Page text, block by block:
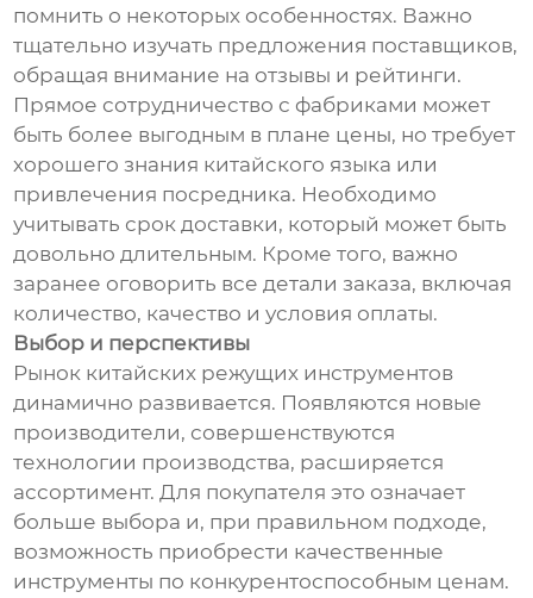
помнить о некоторых особенностях. Важно
тщательно изучать предложения поставщиков,
обращая внимание на отзывы и рейтинги.
Прямое сотрудничество с фабриками может
быть более выгодным в плане цены, но требует
хорошего знания китайского языка или
привлечения посредника. Необходимо
учитывать срок доставки, который может быть
довольно длительным. Кроме того, важно
заранее оговорить все детали заказа, включая
количество, качество и условия оплаты.
Выбор и перспективы
Рынок китайских режущих инструментов
динамично развивается. Появляются новые
производители, совершенствуются
технологии производства, расширяется
ассортимент. Для покупателя это означает
больше выбора и, при правильном подходе,
возможность приобрести качественные
инструменты по конкурентоспособным ценам.